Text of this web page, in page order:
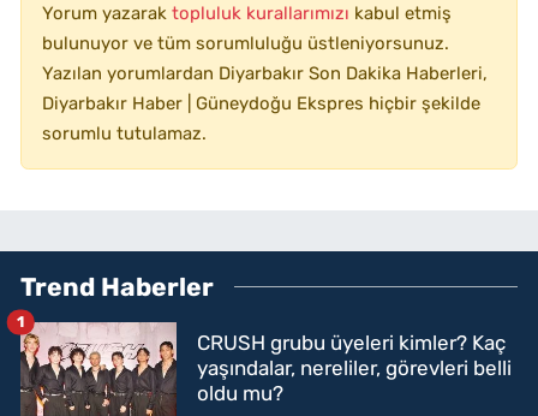
Yorum yazarak topluluk kurallarımızı kabul etmiş
bulunuyor ve tüm sorumluluğu üstleniyorsunuz.
Yazılan yorumlardan Diyarbakır Son Dakika Haberleri,
Diyarbakır Haber | Güneydoğu Ekspres hiçbir şekilde
sorumlu tutulamaz.
Trend Haberler
CRUSH grubu üyeleri kimler? Kaç
yaşındalar, nereliler, görevleri belli
oldu mu?
1